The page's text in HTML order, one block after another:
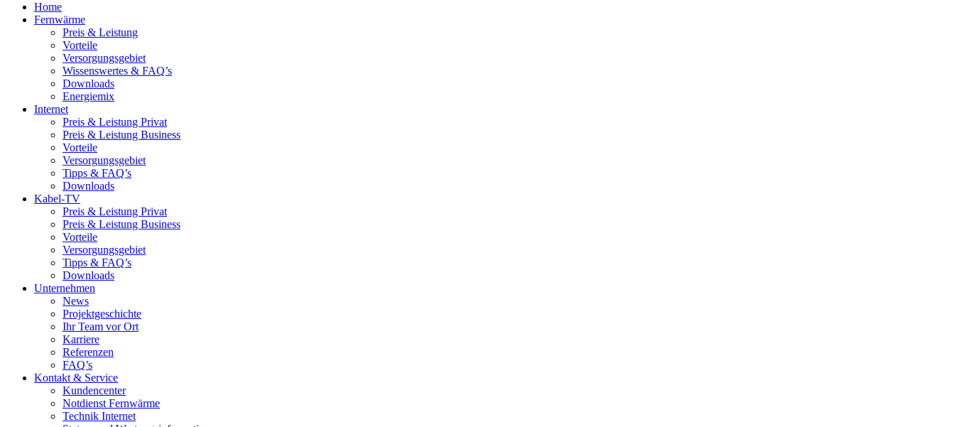
Home
Fernwärme
Preis & Leistung
Vorteile
Versorgungsgebiet
Wissenswertes & FAQ’s
Downloads
Energiemix
Internet
Preis & Leistung Privat
Preis & Leistung Business
Vorteile
Versorgungsgebiet
Tipps & FAQ’s
Downloads
Kabel-TV
Preis & Leistung Privat
Preis & Leistung Business
Vorteile
Versorgungsgebiet
Tipps & FAQ’s
Downloads
Unternehmen
News
Projektgeschichte
Ihr Team vor Ort
Karriere
Referenzen
FAQ’s
Kontakt & Service
Kundencenter
Notdienst Fernwärme
Technik Internet